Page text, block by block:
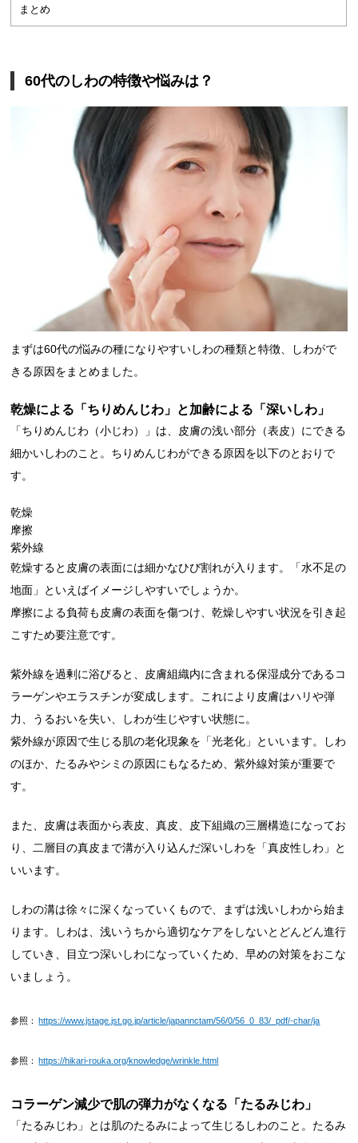
まとめ
60代のしわの特徴や悩みは？
まずは60代の悩みの種になりやすいしわの種類と特徴、しわがで
きる原因をまとめました。
乾燥による「ちりめんじわ」と加齢による「深いしわ」
「ちりめんじわ（小じわ）」は、皮膚の浅い部分（表皮）にできる
細かいしわのこと。ちりめんじわができる原因を以下のとおりで
す。
乾燥
摩擦
紫外線
乾燥すると皮膚の表面には細かなひび割れが入ります。「水不足の
地面」といえばイメージしやすいでしょうか。
摩擦による負荷も皮膚の表面を傷つけ、乾燥しやすい状況を引き起
こすため要注意です。
紫外線を過剰に浴びると、皮膚組織内に含まれる保湿成分であるコ
ラーゲンやエラスチンが変成します。これにより皮膚はハリや弾
力、うるおいを失い、しわが生じやすい状態に。
紫外線が原因で生じる肌の老化現象を「光老化」といいます。しわ
のほか、たるみやシミの原因にもなるため、紫外線対策が重要で
す。
また、皮膚は表面から表皮、真皮、皮下組織の三層構造になってお
り、二層目の真皮まで溝が入り込んだ深いしわを「真皮性しわ」と
いいます。
しわの溝は徐々に深くなっていくもので、まずは浅いしわから始ま
ります。しわは、浅いうちから適切なケアをしないとどんどん進行
していき、目立つ深いしわになっていくため、早めの対策をおこな
いましょう。
参照： https://www.jstage.jst.go.jp/article/japannctam/56/0/56_0_83/_pdf/-char/ja
参照： https://hikari-rouka.org/knowledge/wrinkle.html
コラーゲン減少で肌の弾力がなくなる「たるみじわ」
「たるみじわ」とは肌のたるみによって生じるしわのこと。たるみ